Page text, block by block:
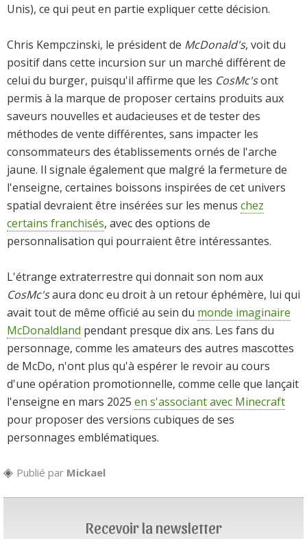
Unis), ce qui peut en partie expliquer cette décision.
Chris Kempczinski, le président de McDonald's, voit du
positif dans cette incursion sur un marché différent de
celui du burger, puisqu'il affirme que les CosMc'sont
permis à la marque de proposer certains produits aux
saveurs nouvelles et audacieuses et de tester des
méthodes de vente différentes, sans impacter les
consommateurs des établissements ornés de l'arche
jaune. Il signale également que malgré la fermeture de
l'enseigne, certaines boissons inspirées de cet univers
spatial devraient être insérées sur les menus chez
certains franchisés, avec des options de
personnalisation qui pourraient être intéressantes.
L'étrange extraterrestre qui donnait son nom aux
CosMc'saura donc eu droit à un retour éphémère, lui qui
avait tout de même officié au sein du monde imaginaire
McDonaldland pendant presque dix ans. Les fans du
personnage, comme les amateurs des autres mascottes
de McDo, n'ont plus qu'à espérer le revoir au cours
d'une opération promotionnelle, comme celle que lançait
l'enseigne en mars 2025 en s'associant avec Minecraft
pour proposer des versions cubiques de ses
personnages emblématiques.
Publié par Mickael
Recevoir la newsletter